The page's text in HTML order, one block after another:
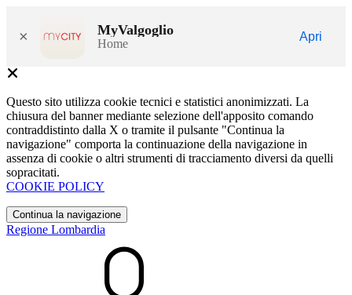
× MyValgoglio
Home
Apri
Questo sito utilizza cookie tecnici e statistici anonimizzati. La
chiusura del banner mediante selezione dell'apposito comando
contraddistinto dalla X o tramite il pulsante "Continua la
navigazione" comporta la continuazione della navigazione in
assenza di cookie o altri strumenti di tracciamento diversi da quelli
sopracitati.
COOKIE POLICY
Continua la navigazione
Regione Lombardia